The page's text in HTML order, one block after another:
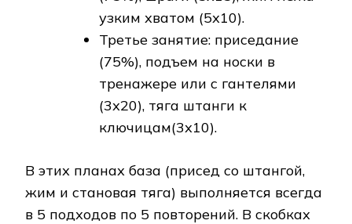
узким хватом (5х10).
Третье занятие: приседание
(75%), подъем на носки в
тренажере или с гантелями
(3х20), тяга штанги к
ключицам(3х10).
В этих планах база (присед со штангой,
жим и становая тяга) выполняется всегда
в 5 подходов по 5 повторений. В скобках